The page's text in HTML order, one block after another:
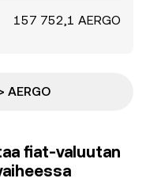
157 752,1 AERGO
AERGO
fiat-valuutan